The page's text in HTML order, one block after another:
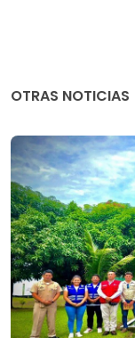
OTRAS NOTICIAS